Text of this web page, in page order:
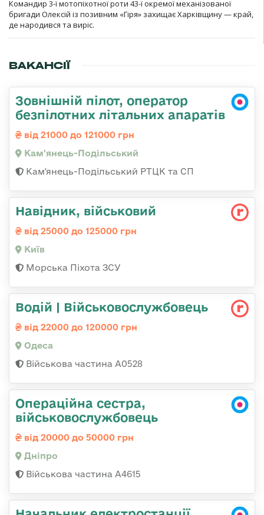
Командир 3-ї мотопіхотної роти 43-ї окремої механізованої
бригади Олексій із позивним «Гіря» захищає Харківщину — край,
де народився та виріс.
ВАКАНСІЇ
Зовнішній пілот, оператор
безпілотних літальних апаратів
від 21000 до 121000 грн
Кам'янець-Подільський
Кам'янець-Подільський РТЦК та СП
Навідник, військовий
від 25000 до 125000 грн
Київ
Морська Піхота ЗСУ
Водій | Військовослужбовець
від 22000 до 120000 грн
Одеса
Військова частина А0528
Операційна сестра,
військовослужбовець
від 20000 до 50000 грн
Дніпро
Військова частина А4615